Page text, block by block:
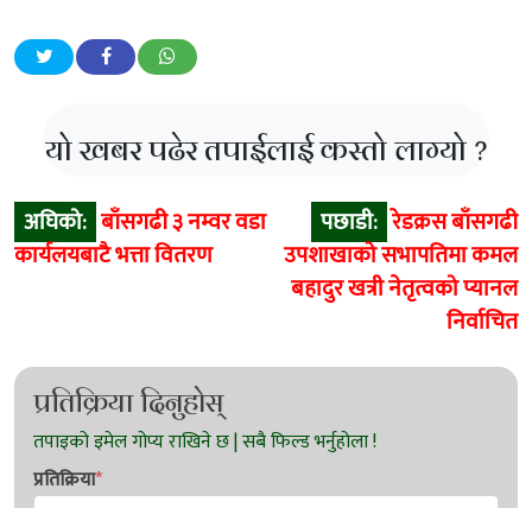
यो खबर पढेर तपाईलाई कस्तो लाग्यो ?
Post
navigation
अघिको: बाँसगढी ३ नम्वर वडा
कार्यलयबाटै भत्ता वितरण
पछाडी: रेडक्रस बाँसगढी
उपशाखाको सभापतिमा कमल
बहादुर खत्री नेतृत्वको प्यानल
निर्वाचित
प्रतिक्रिया दिनुहोस्
प्रतिक्रिया*